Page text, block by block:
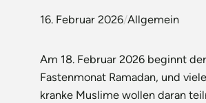
16. Februar 2026/Allgemein
Am 18. Februar 2026 beginnt der
Fastenmonat Ramadan, und
kranke Muslime wollen daran